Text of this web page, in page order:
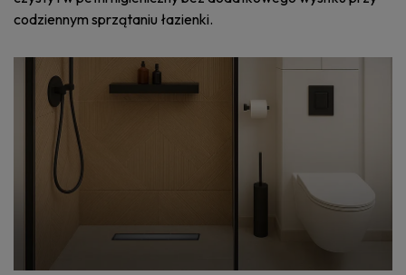
codziennym sprzątaniu łazienki.